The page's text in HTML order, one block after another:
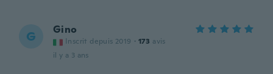
G Gino
Inscrit depuis 2019 · 173 avis
il y a 3 ans